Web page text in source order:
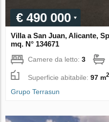
€ 490 000
Villa a San Juan, Alicante,
mq. N° 134671
Camere da letto:3
Superficie abitabile:97 m2
Grupo Terrasun